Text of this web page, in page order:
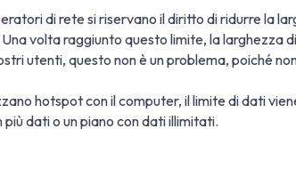
di rete si riservano il diritto di ridurre la
volta raggiunto questo limite, la larghezza
utenti, questo non è un problema, poiché
hotspot con il computer, il limite di dati
dati o un piano con dati illimitati.